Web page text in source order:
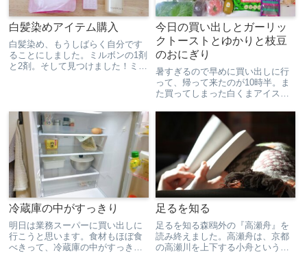
白髪染めアイテム購入
白髪染め、もうしばらく自分です
ることにしました。ミルボンの1剤
と2剤。そして見つけました！ミル
ョップで頼みました。美容院と同
じとはいかないけど、これでだ
い...
今日の買い出しとガーリッ
クトーストとゆかりと枝豆
のおにぎり
暑すぎるので早めに買い出しに行
って、帰って来たのが10時半。ま
た買ってしまった白くまアイス。
プトンの水だしアイスティーのア
ールグレイを買ったので、アイス
ミルクティーを作りました。水分
多めのスイカは、朝にぴったり...
冷蔵庫の中がすっきり
明日は業務スーパーに買い出しに
行こうと思います。食材もほぼ食
べきって、冷蔵庫の中がすっきり
足るを知る
足るを知る森鴎外の『高瀬舟』を
読み終えました。高瀬舟は、京都
の高瀬川を上下する小舟という説